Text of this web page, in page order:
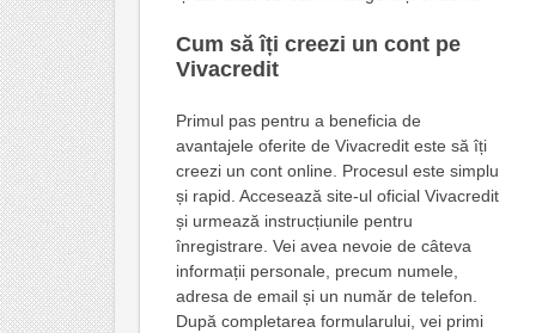
Cum să îți creezi un cont pe
Vivacredit
Primul pas pentru a beneficia de
avantajele oferite de Vivacredit este să îți
creezi un cont online. Procesul este simplu
și rapid. Accesează site-ul oficial Vivacredit
și urmează instrucțiunile pentru
înregistrare. Vei avea nevoie de câteva
informații personale, precum numele,
adresa de email și un număr de telefon.
După completarea formularului, vei primi